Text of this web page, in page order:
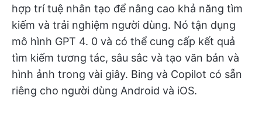
hợp trí tuệ nhân tạo để nâng cao khả năng tìm
kiếm và trải nghiệm người dùng. Nó tận dụng
mô hình GPT 4. 0 và có thể cung cấp kết quả
tìm kiếm tương tác, sâu sắc và tạo văn bản và
hình ảnh trong vài giây. Bing và Copilot có sẵn
riêng cho người dùng Android và iOS.